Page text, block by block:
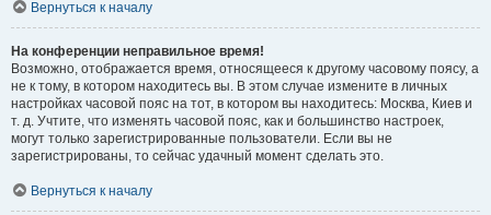
Вернуться к началу
На конференции неправильное время!
Возможно, отображается время, относящееся к другому часовому поясу, а
не к тому, в котором находитесь вы. В этом случае измените в личных
настройках часовой пояс на тот, в котором вы находитесь: Москва, Киев и
т. д. Учтите, что изменять часовой пояс, как и большинство настроек,
могут только зарегистрированные пользователи. Если вы не
зарегистрированы, то сейчас удачный момент сделать это.
Вернуться к началу